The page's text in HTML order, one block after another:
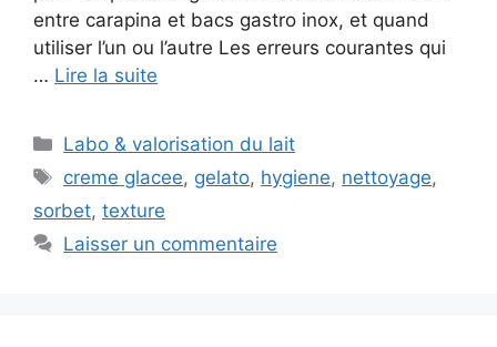
entre carapina et bacs gastro inox, et quand
utiliser l’un ou l’autre Les erreurs courantes qui
… Lire la suite
Catégories
Labo & valorisation du lait
Étiquettes
creme glacee, gelato, hygiene, nettoyage,
sorbet, texture
Laisser un commentaire